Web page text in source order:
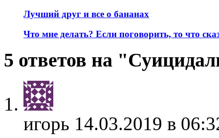
Лучший друг и все о бананах
Что мне делать? Если поговорить, то что
5 ответов на
игорь 14.03.2019 в